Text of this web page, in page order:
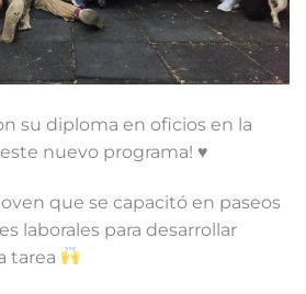
su diploma en oficios en la
nuevo programa! ♥️
que se capacitó en paseos
laborales para desarrollar
tarea